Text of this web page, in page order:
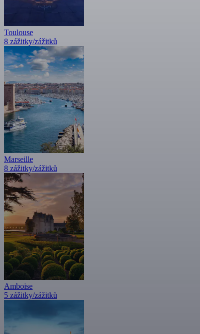
Toulouse
8 zážitky/zážitků
Marseille
8 zážitky/zážitků
Amboise
5 zážitky/zážitků